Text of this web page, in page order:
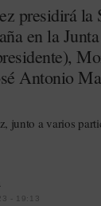
presidirá la
en la
Antonio
junto a varios
- 19:13